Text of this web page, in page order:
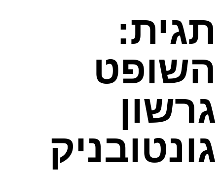
תגית:
השופט
גרשון
גונטובניק